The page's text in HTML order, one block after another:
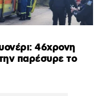
46χρονη
παρέσυρε το